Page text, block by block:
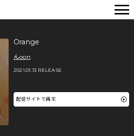
Orange
んoon
2021.01.13 RELEASE
配信サイトで再生